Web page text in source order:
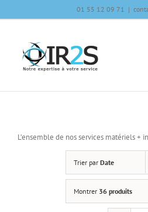
01 55 12 09 71 |
L’ensemble de nos services matériels +
Trier par Date
Montrer 36 produits